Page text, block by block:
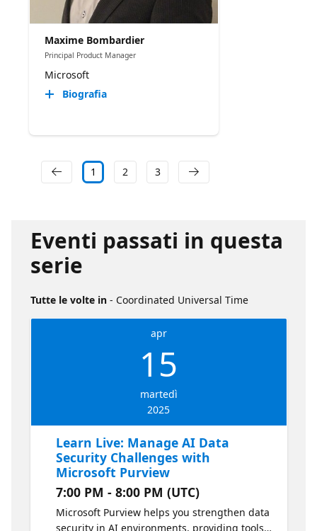
Maxime Bombardier
Principal Product Manager
Microsoft
Biografia
1 2 3
Eventi passati in questa
serie
Tutte le volte in - Coordinated Universal Time
apr
15
martedì
2025
Learn Live: Manage AI Data
Security Challenges with
Microsoft Purview
7:00 PM - 8:00 PM (UTC)
Microsoft Purview helps you strengthen data
security in AI environments, providing tools